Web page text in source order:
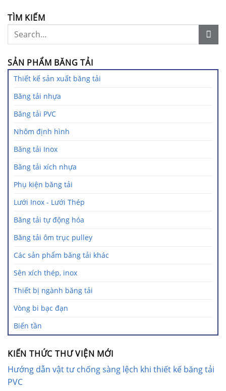
TÌM KIẾM
SẢN PHẨM BĂNG TẢI
Thiết kế sản xuất băng tải
Băng tải nhựa
Băng tải PVC
Nhôm định hình
Băng tải Inox
Băng tải xích nhựa
Phụ kiện băng tải
Lưới Inox - Lưới Thép
Băng tải tự động hóa
Băng tải ôm trục pulley
Các sản phẩm băng tải khác
Sên xích thép, inox
Thiết bị ngành băng tải
Vòng bi bạc đạn
Biến tần
KIẾN THỨC THƯ VIỆN MỚI
Hướng dẫn vật tư chống sàng lệch khi thiết kế băng tải
PVC